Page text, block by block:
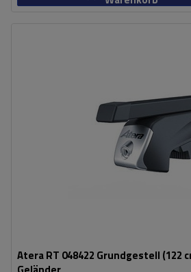
Atera RT 048422 Grundgestell (122